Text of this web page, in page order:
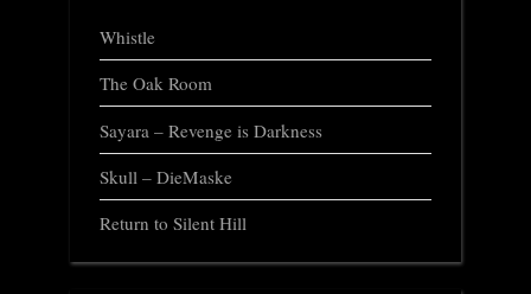
Whistle
The Oak Room
Sayara – Revenge is Darkness
Skull – DieMaske
Return to Silent Hill